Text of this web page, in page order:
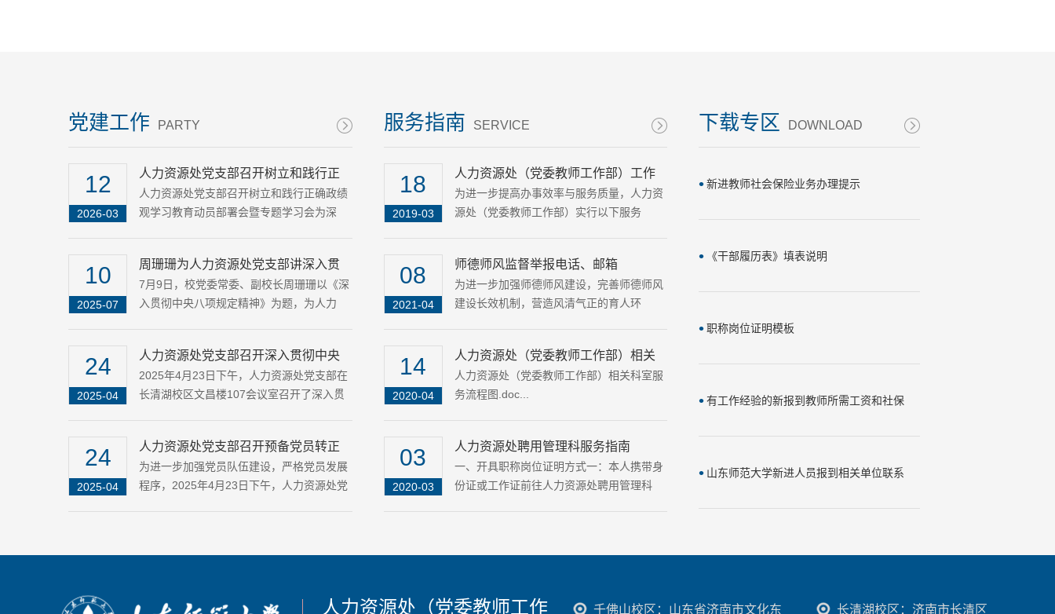
党建工作 PARTY
12
2026-03
人力资源处党支部召开树立和践行正
确政绩观学习教育动员部署会暨专题
学习会
人力资源处党支部召开树立和践行正确政绩
观学习教育动员部署会暨专题学习会为深
10
2025-07
周珊珊为人力资源处党支部讲深入贯
彻中央八项规定精神学习教育专题党
课
7月9日，校党委常委、副校长周珊珊以《深
入贯彻中央八项规定精神》为题，为人力
24
2025-04
人力资源处党支部召开深入贯彻中央
八项规定精神学习教育专题学习会
2025年4月23日下午，人力资源处党支部在
长清湖校区文昌楼107会议室召开了深入贯
24
2025-04
人力资源处党支部召开预备党员转正
大会
为进一步加强党员队伍建设，严格党员发展
程序，2025年4月23日下午，人力资源处党
服务指南 SERVICE
18
2019-03
人力资源处（党委教师工作部）工作
服务承诺
​为进一步提高办事效率与服务质量，人力资
源处（党委教师工作部）实行以下服务
08
2021-04
师德师风监督举报电话、邮箱
为进一步加强师德师风建设，完善师德师风
建设长效机制，营造风清气正的育人环
14
2020-04
人力资源处（党委教师工作部）相关
科室服务流程图
人力资源处（党委教师工作部）相关科室服
务流程图.doc...
03
2020-03
人力资源处聘用管理科服务指南
一、开具职称岗位证明方式一：本人携带身
份证或工作证前往人力资源处聘用管理科
下载专区 DOWNLOAD
• 新进教师社会保险业务办理提示
• 《干部履历表》填表说明
• 职称岗位证明模板
• 有工作经验的新报到教师所需工资和社保
• 山东师范大学新进人员报到相关单位联系
人力资源处（党委教师工作 千佛山校区：山东省济南市文化东 长清湖校区：济南市长清区